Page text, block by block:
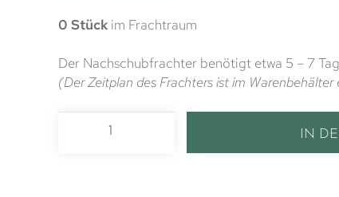
0 Stück im Frachtraum
Der Nachschubfrachter benötigt etwa 5 – 7
(Der Zeitplan des Frachters ist im Warenbehälter
IN